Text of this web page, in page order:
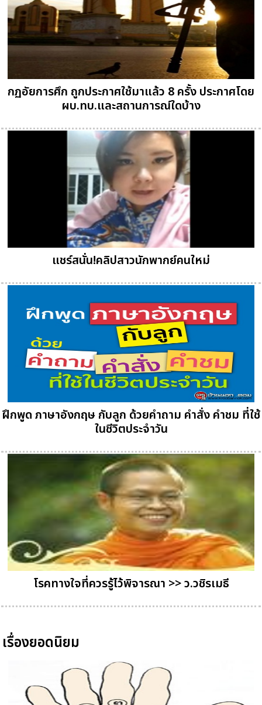
กฏอัยการศึก ถูกประกาศใช้มาแล้ว 8 ครั้ง ประกาศโดย
ผบ.ทบ.และสถานการณ์ใดบ้าง
แชร์สนั่น!คลิปสาวนักพากย์คนใหม่
ฝึกพูด ภาษาอังกฤษ กับลูก ด้วยคำถาม คำสั่ง คำชม ที่ใช้
ในชีวิตประจำวัน
โรคทางใจที่ควรรู้ไว้พิจารณา >> ว.วชิรเมธี
เรื่องยอดนิยม